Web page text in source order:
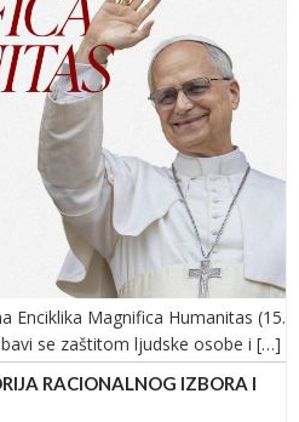
Enciklika Magnifica Humanitas (15.
bavi se zaštitom ljudske osobe i […]
RACIONALNOG IZBORA I